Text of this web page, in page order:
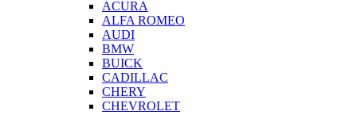
ACURA
ALFA ROMEO
AUDI
BMW
BUICK
CADILLAC
CHERY
CHEVROLET